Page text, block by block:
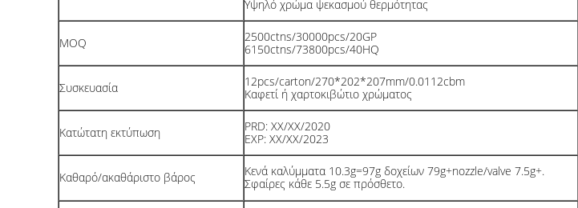
Υψηλό χρώμα ψεκασμού θερμότητας
MOQ
2500ctns/30000pcs/20GP
6150ctns/73800pcs/40HQ
Συσκευασία
12pcs/carton/270*202*207mm/0.0112cbm
Καφετί ή χαρτοκιβώτιο χρώματος
Κατώτατη εκτύπωση
PRD: XX/XX/2020
EXP: XX/XX/2023
Καθαρό/ακαθάριστο βάρος
Κενά καλύμματα 10.3g=97g δοχείων 79g+nozzle/valve 7.5g+.
Σφαίρες κάθε 5.5g σε πρόσθετο.